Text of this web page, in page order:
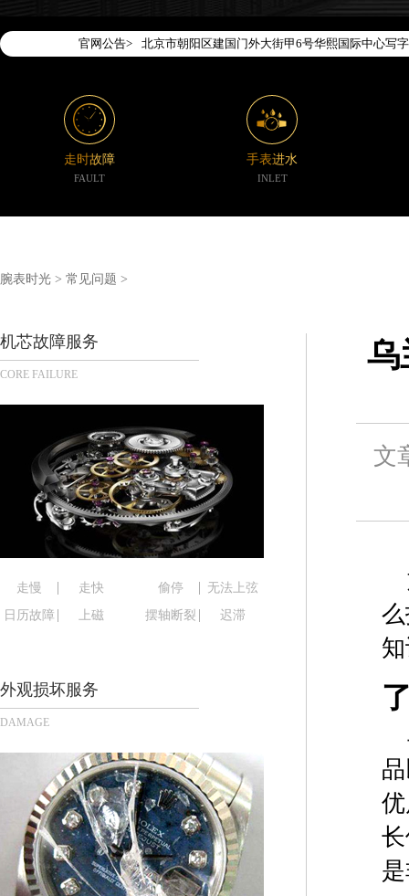
官网公告>
北京市东城区东长安街1号东方广场写字楼W3座6
北京市朝阳区建国门外大街甲6号华熙国际中心写
上海市徐汇区虹桥路3号港汇中心写字楼2座37层
上海市黄浦区南京东路299号宏伊国际广场写字楼
南京市秦淮区中山南路1号（新街口）南京中心写
常州市新北区龙锦路1590号现代传媒中心写字楼5
金华市金东区东市南街777号金华万达广场写字楼
嘉兴市南湖区广益路705号嘉兴世界贸易中心写字
南昌市红谷滩新区红谷中大道998号绿地双子塔（
济南市历下区经十路11111号华润中心写字楼（万
广州市天河区天河路230号万菱汇国际中心写字楼
广州市越秀区环市东路371-375号世界贸易中心大
深圳市罗湖区深南东路5001号华润大厦写字楼17
惠州市惠城区江北文昌一路7号华贸大厦写字楼1座
厦门市思明区湖滨东路95号华润大厦写字楼B座11
福州市鼓楼区五四路128-1号恒力城写字楼15层03
重庆市江北区观音桥步行街2号融恒时代广场写字
长沙市芙蓉区定王台街道建湘路393号世茂环球
郑州市二七区铭功路10号华润大厦写字楼29层
沈阳市沈河区中街路137号亨得利名表服务中心（
沈阳市沈河区中街路83号亨得利名表服务中心（
乌鲁木齐市天山区红山路26号时代广场（
温州市鹿城区锦绣路1067号置信广场10层1015室
哈尔滨市道里区友谊西路600号富力中心T2座写字
大连市中山区人民路15号国际金融大厦7层G室（
走时故障
FAULT
手表进水
INLET
腕表时光 > 常见问题 >
机芯故障服务
CORE FAILURE
走慢 走快 偷停
无法上弦
日历故障
上磁 摆轴断裂 迟滞
外观损坏服务
DAMAGE
乌
文